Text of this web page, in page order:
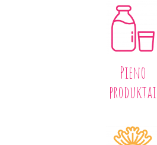
PRADINĖ MOKYKLA
-- PRADINUKO DIENA
-- MOKYKLOS APLINKA
-- DOKUMENTAI
Pieno
produktai